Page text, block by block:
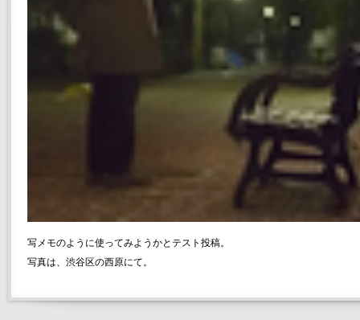
写メモのように使ってみようかとテスト投稿。
写真は、渋谷区の西原にて。